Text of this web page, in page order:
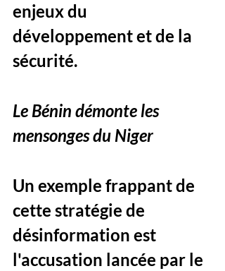
enjeux du
développement et de la
sécurité.
Le Bénin démonte les
mensonges du Niger
Un exemple frappant de
cette stratégie de
désinformation est
l'accusation lancée par le